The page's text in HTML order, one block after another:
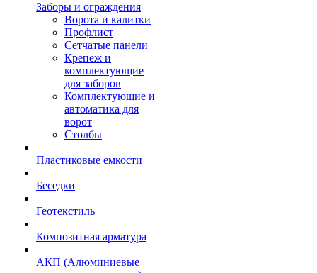
Заборы и ограждения
Ворота и калитки
Профлист
Сетчатые панели
Крепеж и
комплектующие
для заборов
Комплектующие и
автоматика для
ворот
Столбы
Пластиковые емкости
Беседки
Геотекстиль
Композитная арматура
АКП (Алюминиевые